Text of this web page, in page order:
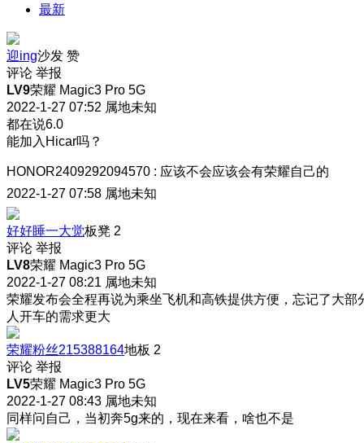
最新
迎ing沙发 赞
评论 举报
LV9荣耀 Magic3 Pro 5G
2022-1-27 07:52 属地未知
都在说6.0
能加入Hicar吗？
HONOR2409292094570 : 应该不会应该会有荣耀自己的
2022-1-27 07:58 属地未知
好好睡一大觉板凳 2
评论 举报
LV8荣耀 Magic3 Pro 5G
2022-1-27 08:21 属地未知
荣耀发布会全程再说为乘坐飞机和高铁提供方便，忘记了大部
人开车的需求更大
荣耀粉丝215388164地板 2
评论 举报
LV5荣耀 Magic3 Pro 5G
2022-1-27 08:43 属地未知
同样问自己，当初奔5g来的，现在来看，啥也不是